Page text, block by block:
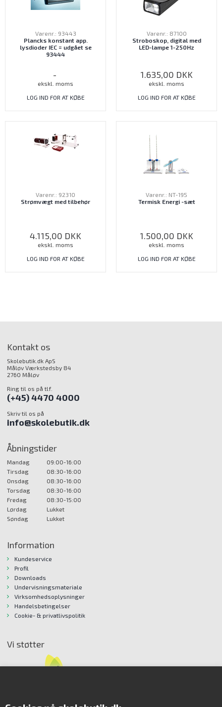
Varenr.: 93443
Plancks konstant app.
lysdioder IEC = udgået se
93444
-
ekskl. moms
LOG IND FOR AT KØBE
Varenr.: 87100
Stroboskop, digital med
LED-lampe 1-250Hz
1.635,00 DKK
ekskl. moms
LOG IND FOR AT KØBE
Varenr.: 92310
Strømvægt med tilbehør
4.115,00 DKK
ekskl. moms
LOG IND FOR AT KØBE
Varenr.: NT-195
Termisk Energi -sæt
1.500,00 DKK
ekskl. moms
LOG IND FOR AT KØBE
Kontakt os
Skolebutik.dk ApS
Måløv Værkstedsby 84
2760 Måløv
Ring til os på tlf.
(+45) 4470 4000
Skriv til os på
info@skolebutik.dk
Åbningstider
Mandag
09:00-16:00
Tirsdag
08:30-16:00
Onsdag
08:30-16:00
Torsdag
08:30-16:00
Fredag
08:30-15:00
Lørdag
Lukket
Søndag
Lukket
Information
Kundeservice
Profil
Downloads
Undervisningsmateriale
Virksomhedsoplysninger
Handelsbetingelser
Cookie- & privatlivspolitik
Vi støtter